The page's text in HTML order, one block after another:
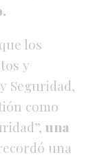
los
y
Seguridad,
como
una
una